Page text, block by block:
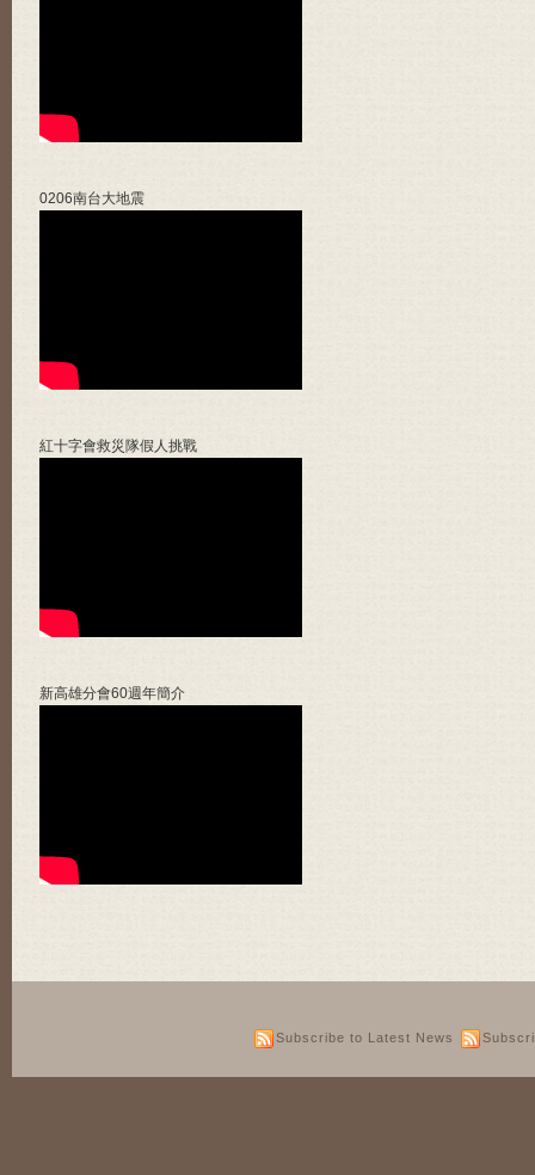
0206南台大地震
紅十字會救災隊假人挑戰
新高雄分會60週年簡介
Subscribe to Latest News